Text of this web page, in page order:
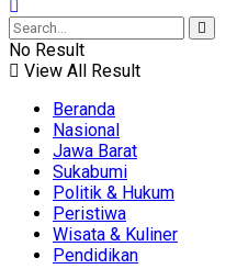
No Result
View All Result
Beranda
Nasional
Jawa Barat
Sukabumi
Politik & Hukum
Peristiwa
Wisata & Kuliner
Pendidikan